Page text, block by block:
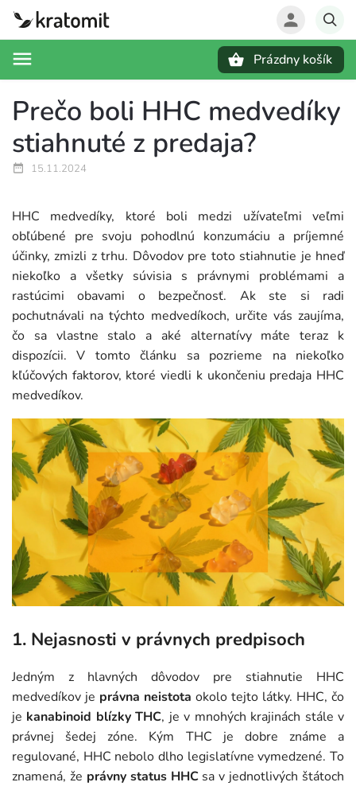
Prázdny košík
Prečo boli HHC medvedíky
stiahnuté z predaja?
15.11.2024
HHC medvedíky, ktoré boli medzi užívateľmi veľmi
obľúbené pre svoju pohodlnú konzumáciu a príjemné
účinky, zmizli z trhu. Dôvodov pre toto stiahnutie je hneď
niekoľko a všetky súvisia s právnymi problémami a
rastúcimi obavami o bezpečnosť. Ak ste si radi
pochutnávali na týchto medvedíkoch, určite vás zaujíma,
čo sa vlastne stalo a aké alternatívy máte teraz k
dispozícii. V tomto článku sa pozrieme na niekoľko
kľúčových faktorov, ktoré viedli k ukončeniu predaja HHC
medvedíkov.
1. Nejasnosti v právnych predpisoch
Jedným z hlavných dôvodov pre stiahnutie HHC
medvedíkov je právna neistota okolo tejto látky. HHC, čo
je kanabinoid blízky THC, je v mnohých krajinách stále v
právnej šedej zóne. Kým THC je dobre známe a
regulované, HHC nebolo dlho legislatívne vymedzené. To
znamená, že právny status HHCsa v jednotlivých štátoch